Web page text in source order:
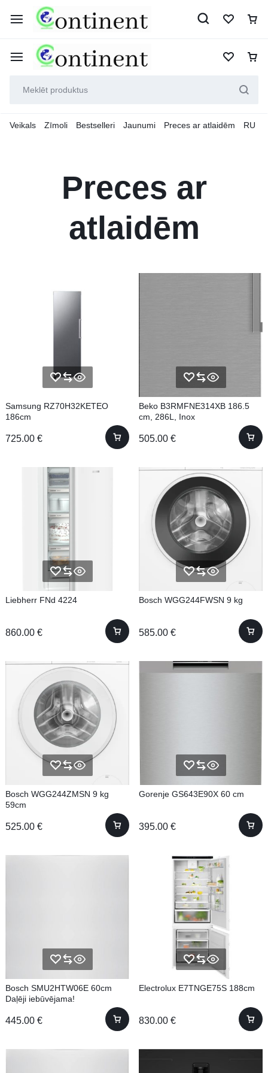
Veikals Zīmoli Bestselleri Jaunumi Preces ar atlaidēm RU
Preces ar
atlaidēm
Samsung RZ70H32KETEO
186cm
725.00 €
Beko B3RMFNE314XB 186.5
cm, 286L, Inox
505.00 €
Liebherr FNd 4224
860.00 €
Bosch WGG244FWSN 9 kg
585.00 €
Bosch WGG244ZMSN 9 kg
59cm
525.00 €
Gorenje GS643E90X 60 cm
395.00 €
Bosch SMU2HTW06E 60cm
Daļēji iebūvējama!
445.00 €
Electrolux E7TNGE75S 188cm
830.00 €